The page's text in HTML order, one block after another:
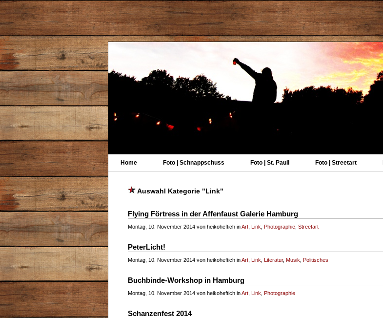
Home Foto | Schnappschuss Foto | St. Pauli Foto | Streetart
Auswahl Kategorie "Link"
Flying Förtress in der Affenfaust Galerie Hamburg
Montag, 10. November 2014 von heikoheftich inArt Link Photographie Streetart
PeterLicht!
Montag, 10. November 2014 von heikoheftich inArt Link Literatur, Musik Politisches
Buchbinde-Workshop in Hamburg
Montag, 10. November 2014 von heikoheftich inArt Link Photographie
Schanzenfest 2014